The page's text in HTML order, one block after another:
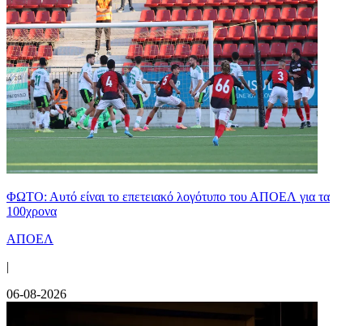
ΦΩΤΟ: Αυτό είναι το επετειακό λογότυπο του ΑΠΟΕΛ για τα
100χρονα
ΑΠΟΕΛ
|
06-08-2026